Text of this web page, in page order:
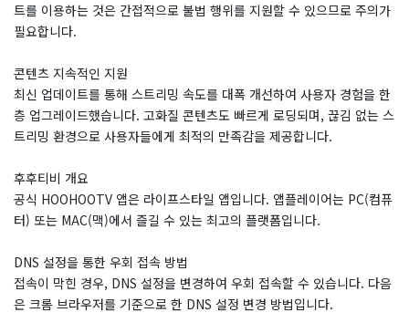
트를 이용하는 것은 간접적으로 불법 행위를 지원할 수 있으므로 주의가
필요합니다.
콘텐츠 지속적인 지원
최신 업데이트를 통해 스트리밍 속도를 대폭 개선하여 사용자 경험을 한
층 업그레이드했습니다. 고화질 콘텐츠도 빠르게 로딩되며, 끊김 없는 스
트리밍 환경으로 사용자들에게 최적의 만족감을 제공합니다.
후후티비 개요
공식 HOOHOOTV 앱은 라이프스타일 앱입니다. 앱플레이어는 PC(컴퓨
터) 또는 MAC(맥)에서 즐길 수 있는 최고의 플랫폼입니다.
DNS 설정을 통한 우회 접속 방법
접속이 막힌 경우, DNS 설정을 변경하여 우회 접속할 수 있습니다. 다음
은 크롬 브라우저를 기준으로 한 DNS 설정 변경 방법입니다.